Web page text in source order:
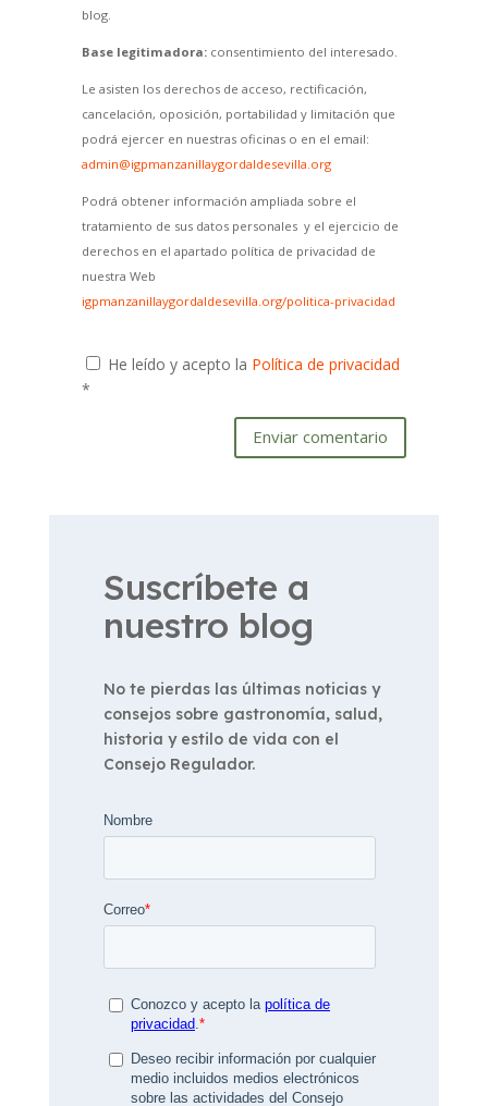
blog.
Base legitimadora:consentimiento del interesado.
Le asisten los derechos de acceso, rectificación,
cancelación, oposición, portabilidad y limitación que
podrá ejercer en nuestras oficinas o en el email:
admin@igpmanzanillaygordaldesevilla.org
Podrá obtener información ampliada sobre el
tratamiento de sus datos personales y el ejercicio de
derechos en el apartado política de privacidad de
nuestra Web
igpmanzanillaygordaldesevilla.org/politica-privacidad
He leído y acepto la Política de privacidad
*
Enviar comentario
Suscríbete a
nuestro blog
No te pierdas las últimas noticias y
consejos sobre gastronomía, salud,
historia y estilo de vida con el
Consejo Regulador.